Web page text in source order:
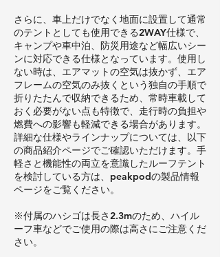
さらに、車上だけでなく地面に設置して通常
のテントとしても使用できる2WAY仕様で、
キャンプや車中泊、防災用途など幅広いシー
ンに対応できる仕様となっています。使用し
ない時は、エアマットの空気は抜かず、エア
フレームの空気のみ抜くという独自の手順で
折りたたんで収納できるため、常時車載して
おく必要がない点も特徴で、走行時の負担や
燃費への影響も軽減できる場合があります。
詳細な仕様やラインナップについては、以下
の商品紹介ページでご確認いただけます。手
軽さと機能性の両立を意識したルーフテント
を検討している方は、peakpodの製品情報
ページをご覧ください。
※付属のハシゴは長さ2.3mのため、ハイル
ーフ車などでご使用の際は高さにご注意くだ
さい。